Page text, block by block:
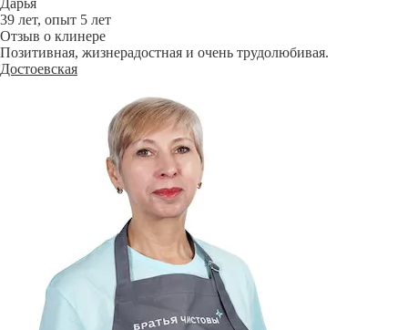
Дарья
39 лет, опыт 5 лет
Отзыв о клинере
Позитивная, жизнерадостная и очень трудолюбивая.
Достоевская